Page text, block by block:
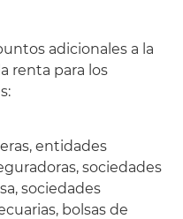
adicionales a la
renta para los
entidades
sociedades
sociedades
bolsas de